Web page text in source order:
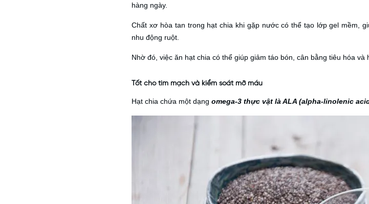
hàng ngày.
Chất xơ hòa tan trong hạt chia khi gặp nước có thể tạo lớp gel mềm,
nhu động ruột.
Nhờ đó, việc ăn hạt chia có thể giúp giảm táo bón, cân bằng tiêu hóa
Tốt cho tim mạch và kiểm soát mỡ máu
Hạt chia chứa một dạng omega-3 thực vật là ALA (alpha-linolenic